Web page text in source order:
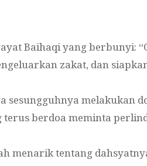
Baihaqi yang berbunyi:
zakat, dan
sesungguhnya melakukan
berdoa meminta
menarik tentang